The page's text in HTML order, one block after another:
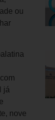
ou
já
nove